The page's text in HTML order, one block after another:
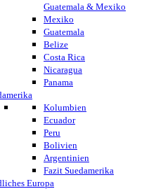
Guatemala & Mexiko
Mexiko
Guatemala
Belize
Costa Rica
Nicaragua
Panama
Kolumbien
Ecuador
Peru
Bolivien
Argentinien
Fazit Suedamerika
Europa